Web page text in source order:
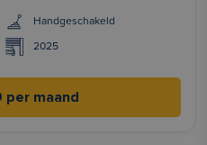
Handgeschakeld
2025
per maand